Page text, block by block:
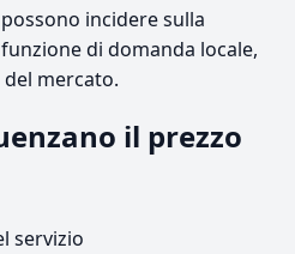
incidere sulla
di domanda locale,
mercato.
il prezzo
servizio